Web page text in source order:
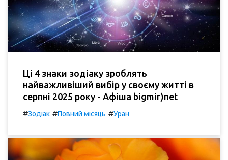
Ці 4 знаки зодіаку зроблять
найважливіший вибір у своєму житті в
серпні 2025 року - Афіша bigmir)net
#Зодіак #Повний місяць #Уран